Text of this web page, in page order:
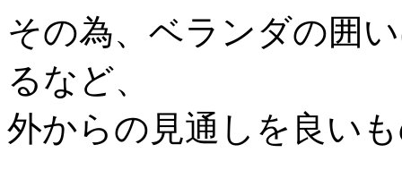
その為、ベランダの
るなど、
外からの見通しを良い